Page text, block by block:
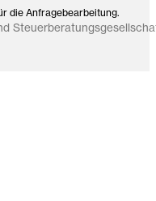
die Anfragebearbeitung.